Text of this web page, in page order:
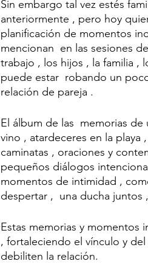
Sin embargo tal vez estés
anteriormente , pero hoy
planificación de momentos
mencionan  en las sesiones
trabajo , los hijos , la familia ,
puede estar  robando un
relación de pareja .
El álbum de las  memorias
vino , atardeceres en la playa
caminatas , oraciones y
pequeños diálogos
momentos de intimidad ,
despertar ,  una ducha
Estas memorias y momentos
, fortaleciendo el vínculo y
debiliten la relación.